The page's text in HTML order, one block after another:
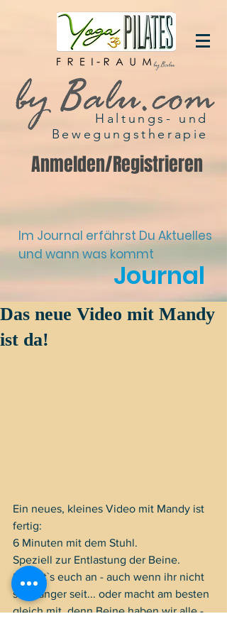
Haltungs- und
Bewegungstherapie
Anmelden/Registrieren
Im Journal erfährst Du Aktuelles
und wann was kommt
Journal
Das neue Video mit Mandy
ist da!
Ein neues, kleines Video mit Mandy ist
fertig:
6 Minuten mit dem Stuhl.
Speziell zur Entlastung der Beine.
Schaut`s euch an - auch wenn ihr nicht
schwanger seit... oder macht am besten
gleich mit, denn Beine haben wir alle -